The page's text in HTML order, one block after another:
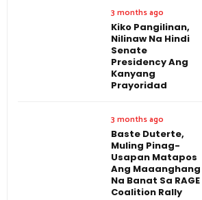
3 months ago
Kiko Pangilinan,
Nilinaw Na Hindi
Senate
Presidency Ang
Kanyang
Prayoridad
3 months ago
Baste Duterte,
Muling Pinag-
Usapan Matapos
Ang Maaanghang
Na Banat Sa RAGE
Coalition Rally